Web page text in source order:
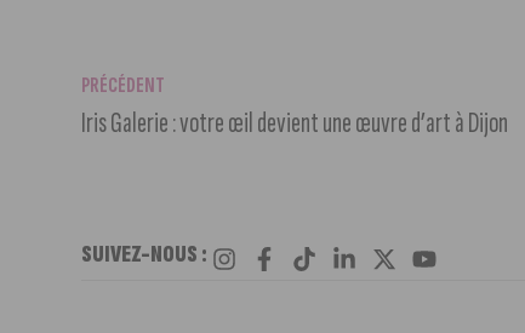
PRÉCÉDENT
Iris Galerie : votre œil devient une œuvre d’art à Dijon
SUIVEZ-NOUS :